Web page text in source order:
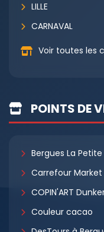
LILLE
CARNAVAL
Voir toutes les
POINTS DE
Bergues La
Carrefour Market
COPIN'ART
Couleur cacao